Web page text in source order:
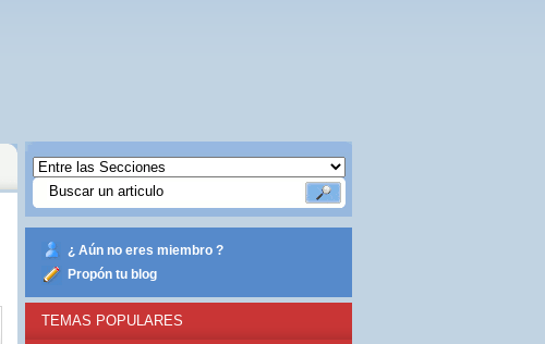
¿ Aún no eres miembro ?
Propón tu blog
TEMAS POPULARES